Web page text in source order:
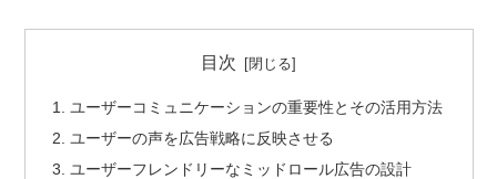
目次
ユーザーコミュニケーションの重要性とその活用方法
ユーザーの声を広告戦略に反映させる
ユーザーフレンドリーなミッドロール広告の設計